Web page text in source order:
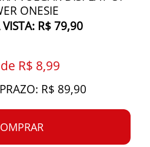
ONESIE
VISTA: R$ 79,90
R$ 8,99
R$ 89,90